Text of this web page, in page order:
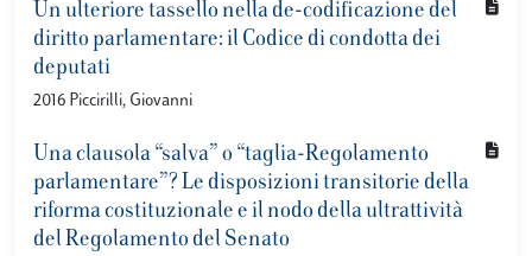
Un ulteriore tassello nella de-codificazione del
diritto parlamentare: il Codice di condotta dei
deputati
2016 Piccirilli, Giovanni
Una clausola “salva” o “taglia-Regolamento
parlamentare”? Le disposizioni transitorie della
riforma costituzionale e il nodo della ultrattività
del Regolamento del Senato